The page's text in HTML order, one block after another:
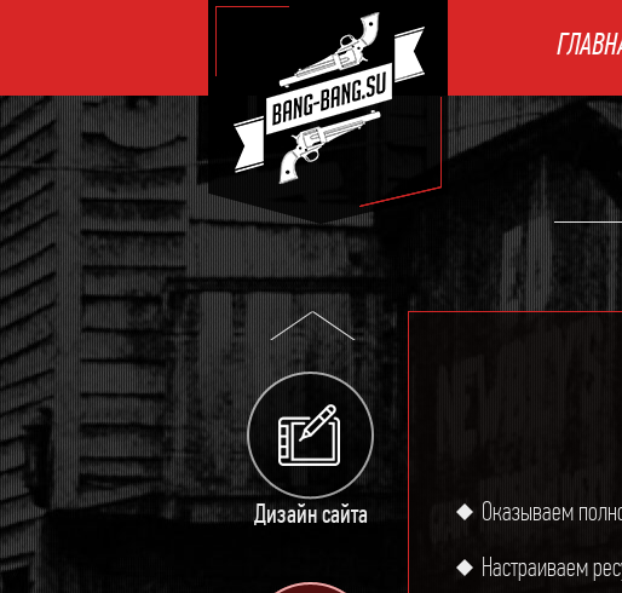
Раскрутка
Комплекс Бизнес+
Дизайн сайта
Оказываем
Настраиваем